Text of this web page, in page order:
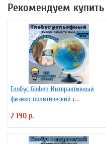
Рекомендуем купить
Глобус Globen Интерактивный
физико-политический с
2 190 р.